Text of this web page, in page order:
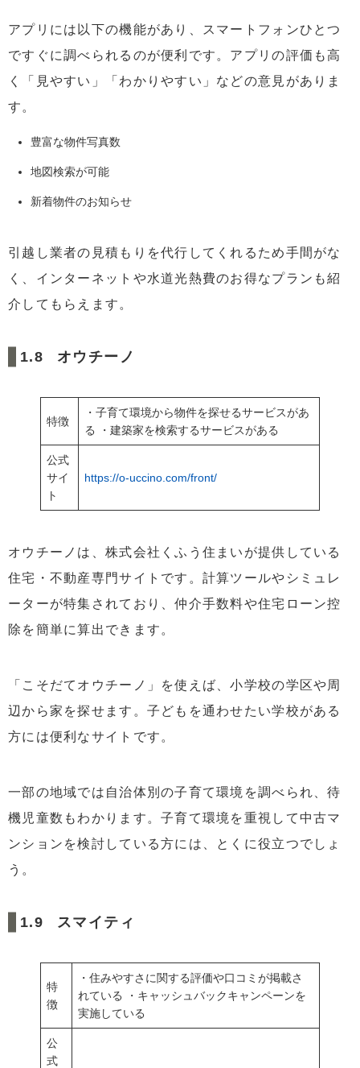
アプリには以下の機能があり、スマートフォンひとつ
ですぐに調べられるのが便利です。アプリの評価も高
く「見やすい」「わかりやすい」などの意見がありま
す。
豊富な物件写真数
地図検索が可能
新着物件のお知らせ
引越し業者の見積もりを代行してくれるため手間がな
く、インターネットや水道光熱費のお得なプランも紹
介してもらえます。
オウチーノ
特徴
・子育て環境から物件を探せるサービスがあ
る ・建築家を検索するサービスがある
公式
サイ
ト
https://o-uccino.com/front/
オウチーノは、株式会社くふう住まいが提供している
住宅・不動産専門サイトです。計算ツールやシミュレ
ーターが特集されており、仲介手数料や住宅ローン控
除を簡単に算出できます。
「こそだてオウチーノ」を使えば、小学校の学区や周
辺から家を探せます。子どもを通わせたい学校がある
方には便利なサイトです。
一部の地域では自治体別の子育て環境を調べられ、待
機児童数もわかります。子育て環境を重視して中古マ
ンションを検討している方には、とくに役立つでしょ
う。
スマイティ
特
徴
・住みやすさに関する評価や口コミが掲載さ
れている ・キャッシュバックキャンペーンを
実施している
公
式